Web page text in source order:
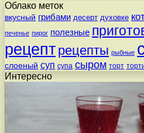
Облако меток
вкусный грибами десерт духовке
печенье пирог полезные
рецепт рецепты рыбные
слоеный суп супа сыром торт
Интересно